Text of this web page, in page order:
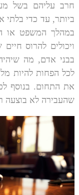
חרב עליהם בשל
ביותר, עד כדי
במהלך המשפט או
ויכולים להרוס
בבני אדם, מה
לכל הפחות להיות
את התחום. בנוסף
שהעבירה לא בוצעה